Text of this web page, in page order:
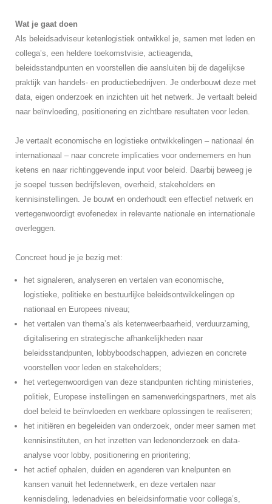
Wat je gaat doen
Als beleidsadviseur ketenlogistiek ontwikkel je, samen met leden en
collega’s, een heldere toekomstvisie, actieagenda,
beleidsstandpunten en voorstellen die aansluiten bij de dagelijkse
praktijk van handels- en productiebedrijven. Je onderbouwt deze met
data, eigen onderzoek en inzichten uit het netwerk. Je vertaalt beleid
naar beïnvloeding, positionering en zichtbare resultaten voor leden.
Je vertaalt economische en logistieke ontwikkelingen – nationaal én
internationaal – naar concrete implicaties voor ondernemers en hun
ketens en naar richtinggevende input voor beleid. Daarbij beweeg je
je soepel tussen bedrijfsleven, overheid, stakeholders en
kennisinstellingen. Je bouwt en onderhoudt een effectief netwerk en
vertegenwoordigt evofenedex in relevante nationale en internationale
overleggen.
Concreet houd je je bezig met:
het signaleren, analyseren en vertalen van economische,
logistieke, politieke en bestuurlijke beleidsontwikkelingen op
nationaal en Europees niveau;
het vertalen van thema’s als ketenweerbaarheid, verduurzaming,
digitalisering en strategische afhankelijkheden naar
beleidsstandpunten, lobbyboodschappen, adviezen en concrete
voorstellen voor leden en stakeholders;
het vertegenwoordigen van deze standpunten richting ministeries,
politiek, Europese instellingen en samenwerkingspartners, met als
doel beleid te beïnvloeden en werkbare oplossingen te realiseren;
het initiëren en begeleiden van onderzoek, onder meer samen met
kennisinstituten, en het inzetten van ledenonderzoek en data-
analyse voor lobby, positionering en prioritering;
het actief ophalen, duiden en agenderen van knelpunten en
kansen vanuit het ledennetwerk, en deze vertalen naar
kennisdeling, ledenadvies en beleidsinformatie voor collega’s,